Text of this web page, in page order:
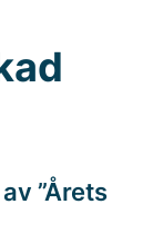
”Årets